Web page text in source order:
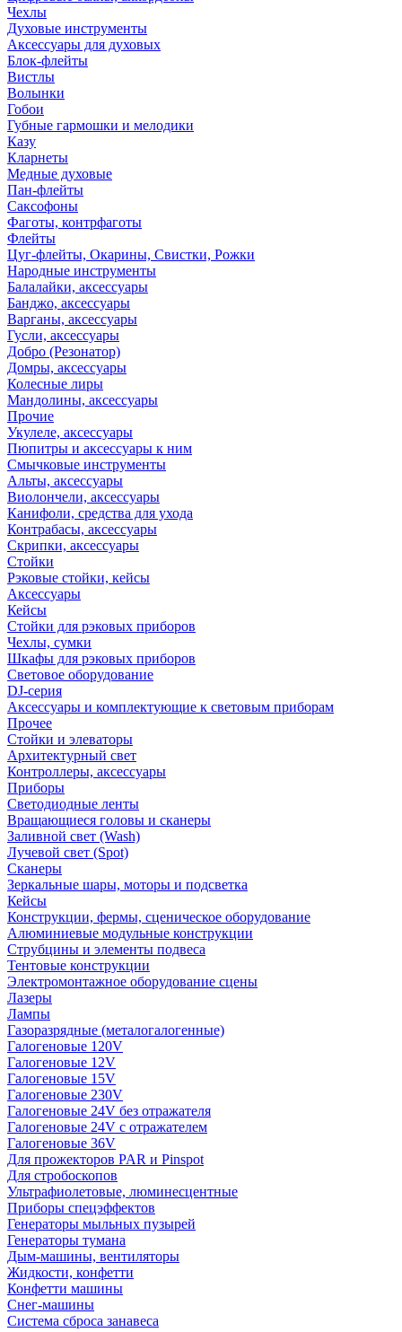
Чехлы
Духовые инструменты
Аксессуары для духовых
Блок-флейты
Вистлы
Волынки
Гобои
Губные гармошки и мелодики
Казу
Кларнеты
Медные духовые
Пан-флейты
Саксофоны
Фаготы, контрфаготы
Флейты
Цуг-флейты, Окарины, Свистки, Рожки
Народные инструменты
Балалайки, аксессуары
Банджо, аксессуары
Варганы, аксессуары
Гусли, аксессуары
Добро (Резонатор)
Домры, аксессуары
Колесные лиры
Мандолины, аксессуары
Прочие
Укулеле, аксессуары
Пюпитры и аксессуары к ним
Смычковые инструменты
Альты, аксессуары
Виолончели, аксессуары
Канифоли, средства для ухода
Контрабасы, аксессуары
Скрипки, аксессуары
Стойки
Рэковые стойки, кейсы
Аксессуары
Кейсы
Стойки для рэковых приборов
Чехлы, сумки
Шкафы для рэковых приборов
Световое оборудование
DJ-серия
Аксессуары и комплектующие к световым приборам
Прочее
Стойки и элеваторы
Архитектурный свет
Контроллеры, аксессуары
Приборы
Светодиодные ленты
Вращающиеся головы и сканеры
Заливной свет (Wash)
Лучевой свет (Spot)
Сканеры
Зеркальные шары, моторы и подсветка
Кейсы
Конструкции, фермы, сценическое оборудование
Алюминиевые модульные конструкции
Струбцины и элементы подвеса
Тентовые конструкции
Электромонтажное оборудование сцены
Лазеры
Лампы
Газоразрядные (металогалогенные)
Галогеновые 120V
Галогеновые 12V
Галогеновые 15V
Галогеновые 230V
Галогеновые 24V без отражателя
Галогеновые 24V с отражателем
Галогеновые 36V
Для прожекторов PAR и Pinspot
Для стробоскопов
Ультрафиолетовые, люминесцентные
Приборы спецэффектов
Генераторы мыльных пузырей
Генераторы тумана
Дым-машины, вентиляторы
Жидкости, конфетти
Конфетти машины
Снег-машины
Система сброса занавеса